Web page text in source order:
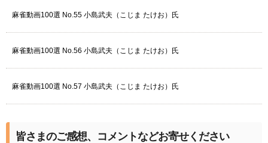
麻雀動画100選 No.55 小島武夫（こじま たけお）氏
麻雀動画100選 No.56 小島武夫（こじま たけお）氏
麻雀動画100選 No.57 小島武夫（こじま たけお）氏
皆さまのご感想、コメントなどお寄せください